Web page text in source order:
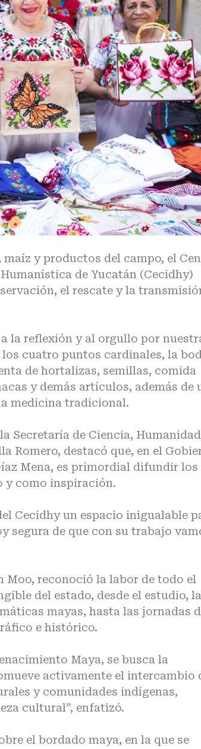
y productos del campo, el
de Yucatán (Cecidhy)
el rescate y la
la reflexión y al orgullo por
cuatro puntos cardinales, la
de hortalizas, semillas, comida
y demás artículos, además de
medicina tradicional.
Secretaría de Ciencia,
Romero, destacó que, en el
Mena, es primordial difundir los
y como inspiración.
Cecidhy un espacio inigualable
segura de que con su trabajo
Moo, reconoció la labor de todo el
del estado, desde el estudio, la
mayas, hasta las jornadas
e histórico.
Maya, se busca la
activamente el intercambio
y comunidades indígenas,
cultural”, enfatizó.
el bordado maya, en la que se